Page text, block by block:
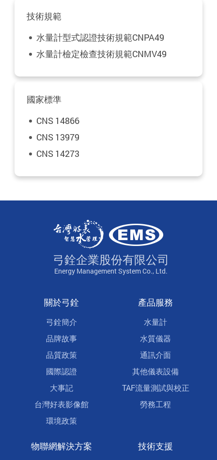
技術規範
水量計型式認證技術規範CNPA49
水量計檢定檢查技術規範CNMV49
國家標準
CNS 14866
CNS 13979
CNS 14273
弓銓企業股份有限公司
Energy Management System Co., Ltd.
關於弓銓
弓銓簡介
品牌故事
品質政策
國際認證
大事記
台灣好表影像館
環境政策
產品服務
水量計
水質儀器
通訊介面
其他儀表設備
TAF流量測試與校正
勞務工程
物聯網解決方案 技術支援